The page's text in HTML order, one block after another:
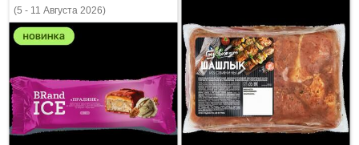
(5 - 11 Августа 2026)